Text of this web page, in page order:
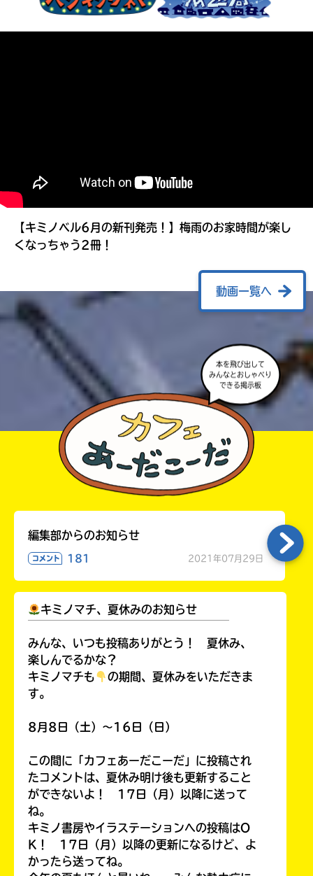
【キミノベル6月の新刊発売！】梅雨のお家時間が楽し
くなっちゃう2冊！
動画一覧へ
本を飛び出して
みんなとおしゃべり
できる掲示板
編集部からのお知らせ
コメント 181 2021年07月29日
キミノマチ、夏休みのお知らせ
みんな、いつも投稿ありがとう！ 夏休み、
楽しんでるかな？
キミノマチも
の期間、夏休みをいただきま
す。
8月8日（土）～16日（日）
この間に「カフェあーだこーだ」に投稿され
たコメントは、夏休み明け後も更新すること
ができないよ！ 17日（月）以降に送って
ね。
キミノ書房やイラステーションへの投稿はO
K！ 17日（月）以降の更新になるけど、よ
かったら送ってね。
る